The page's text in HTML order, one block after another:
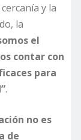
y la
la
el
contar con
para
.
no es
de